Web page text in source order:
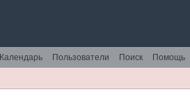
Помощь
Поиск
Пользователи
Календарь